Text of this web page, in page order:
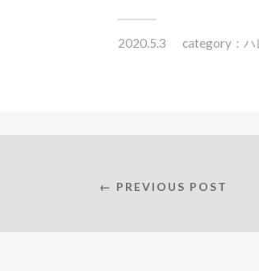
2020.5.3 category： ハ
← PREVIOUS POST